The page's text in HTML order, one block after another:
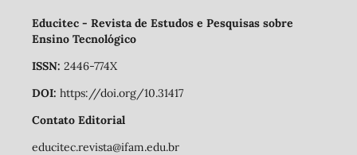
Educitec - Revista de Estudos e Pesquisas sobre
Ensino Tecnológico
ISSN: 2446-774X
DOI: https://doi.org/10.31417
Contato Editorial
educitec.revista@ifam.edu.br